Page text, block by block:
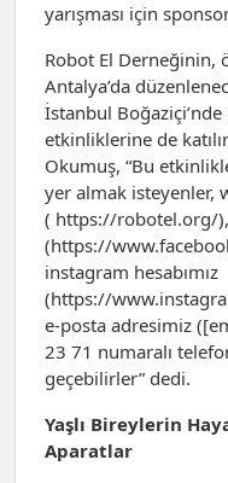
yarışması için
Robot El Derneğinin,
Antalya’da
İstanbul
etkinliklerine de
Okumuş, “Bu
yer almak isteyenler,
( https://robotel.org/),
(https://
instagram hesabımız
(https://
e-posta adresimiz
23 71 numaralı
geçebilirler” dedi.
Yaşlı Bireylerin
Aparatlar